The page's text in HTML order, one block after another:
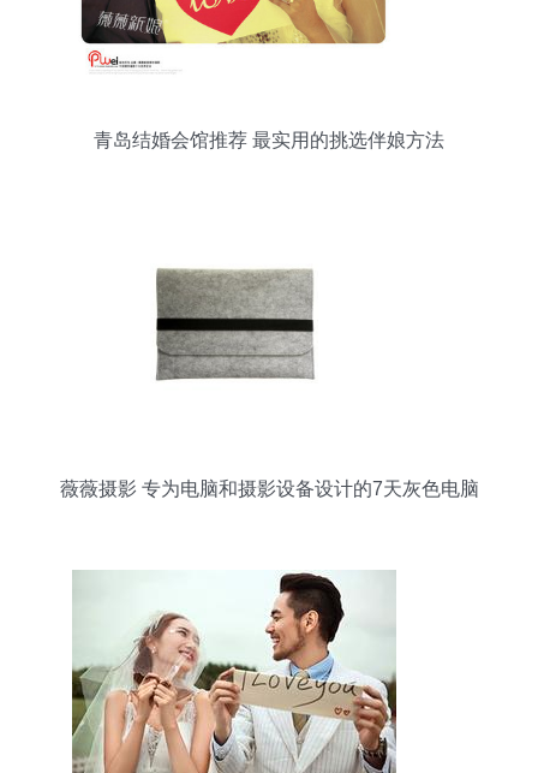
青岛结婚会馆推荐 最实用的挑选伴娘方法
薇薇摄影 专为电脑和摄影设备设计的7天灰色电脑